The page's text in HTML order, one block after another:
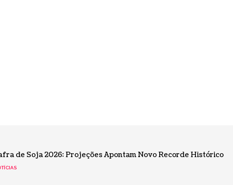
de Soja 2026: Projeções Apontam Novo Recorde Histórico